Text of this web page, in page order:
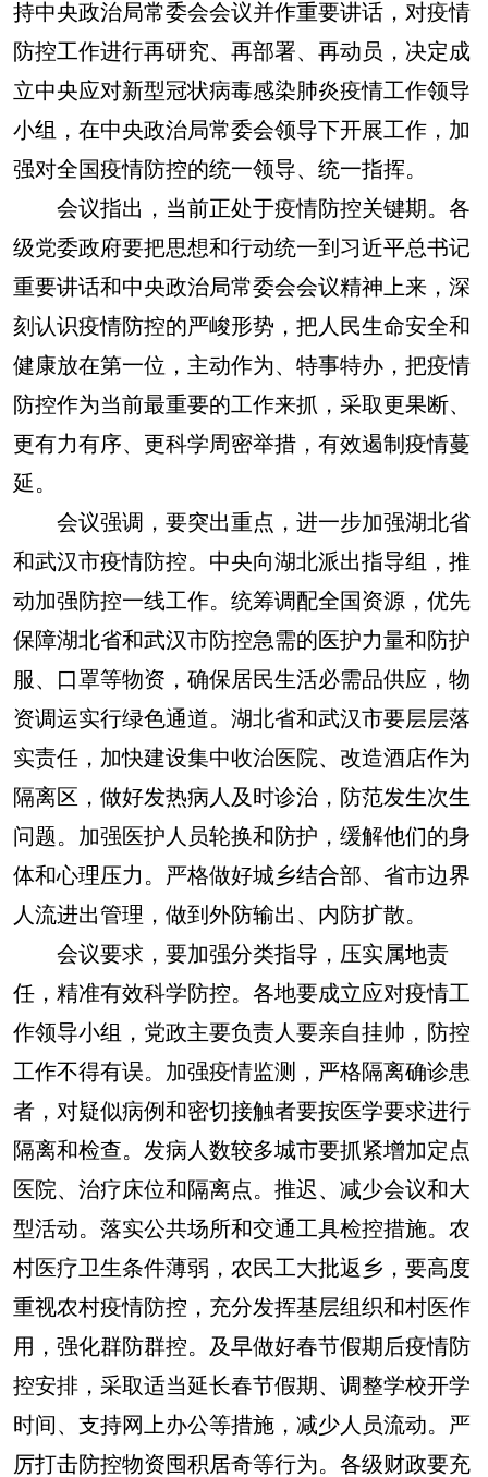
持中央政治局常委会会议并作重要讲话，对疫情
防控工作进行再研究、再部署、再动员，决定成
立中央应对新型冠状病毒感染肺炎疫情工作领导
小组，在中央政治局常委会领导下开展工作，加
强对全国疫情防控的统一领导、统一指挥。
会议指出，当前正处于疫情防控关键期。各
级党委政府要把思想和行动统一到习近平总书记
重要讲话和中央政治局常委会会议精神上来，深
刻认识疫情防控的严峻形势，把人民生命安全和
健康放在第一位，主动作为、特事特办，把疫情
防控作为当前最重要的工作来抓，采取更果断、
更有力有序、更科学周密举措，有效遏制疫情蔓
延。
会议强调，要突出重点，进一步加强湖北省
和武汉市疫情防控。中央向湖北派出指导组，推
动加强防控一线工作。统筹调配全国资源，优先
保障湖北省和武汉市防控急需的医护力量和防护
服、口罩等物资，确保居民生活必需品供应，物
资调运实行绿色通道。湖北省和武汉市要层层落
实责任，加快建设集中收治医院、改造酒店作为
隔离区，做好发热病人及时诊治，防范发生次生
问题。加强医护人员轮换和防护，缓解他们的身
体和心理压力。严格做好城乡结合部、省市边界
人流进出管理，做到外防输出、内防扩散。
会议要求，要加强分类指导，压实属地责
任，精准有效科学防控。各地要成立应对疫情工
作领导小组，党政主要负责人要亲自挂帅，防控
工作不得有误。加强疫情监测，严格隔离确诊患
者，对疑似病例和密切接触者要按医学要求进行
隔离和检查。发病人数较多城市要抓紧增加定点
医院、治疗床位和隔离点。推迟、减少会议和大
型活动。落实公共场所和交通工具检控措施。农
村医疗卫生条件薄弱，农民工大批返乡，要高度
重视农村疫情防控，充分发挥基层组织和村医作
用，强化群防群控。及早做好春节假期后疫情防
控安排，采取适当延长春节假期、调整学校开学
时间、支持网上办公等措施，减少人员流动。严
厉打击防控物资囤积居奇等行为。各级财政要充